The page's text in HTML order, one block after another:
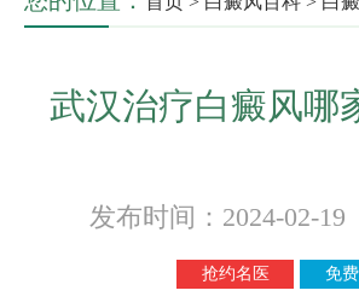
武汉治疗白癜风哪
发布时间：2024-02-
抢约名医 免